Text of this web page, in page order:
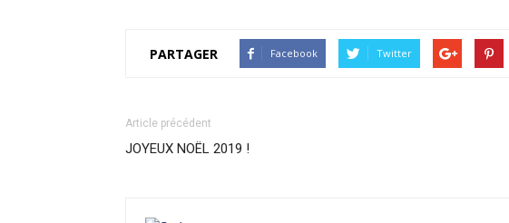
PARTAGER Facebook Twitter
Article précédent
JOYEUX NOËL 2019 !